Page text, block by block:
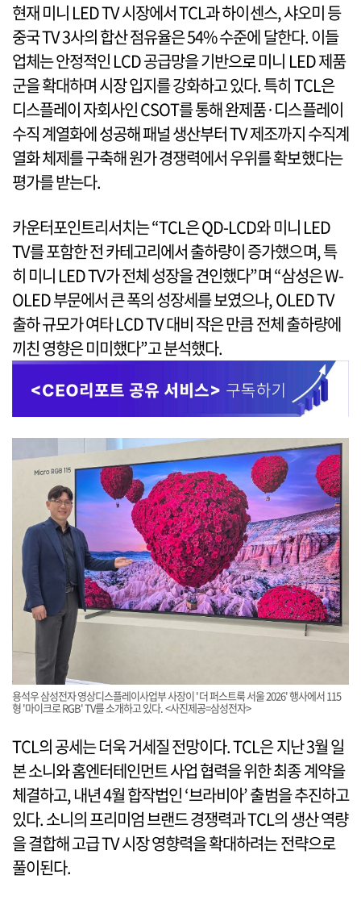
현재 미니 LED TV 시장에서 TCL과 하이센스, 샤오미 등
중국 TV 3사의 합산 점유율은 54% 수준에 달한다. 이들
업체는 안정적인 LCD 공급망을 기반으로 미니 LED 제품
군을 확대하며 시장 입지를 강화하고 있다. 특히 TCL은
디스플레이 자회사인 CSOT를 통해 완제품·디스플레이
수직 계열화에 성공해 패널 생산부터 TV 제조까지 수직계
열화 체제를 구축해 원가 경쟁력에서 우위를 확보했다는
평가를 받는다.
카운터포인트리서치는 “TCL은 QD-LCD와 미니 LED
TV를 포함한 전 카테고리에서 출하량이 증가했으며, 특
히 미니 LED TV가 전체 성장을 견인했다”며 “삼성은 W-
OLED 부문에서 큰 폭의 성장세를 보였으나, OLED TV
출하 규모가 여타 LCD TV 대비 작은 만큼 전체 출하량에
끼친 영향은 미미했다”고 분석했다.
용석우 삼성전자 영상디스플레이사업부 사장이 '더 퍼스트룩 서울 2026' 행사에서 115
형 '마이크로 RGB' TV를 소개하고 있다. <사진제공=삼성전자>
TCL의 공세는 더욱 거세질 전망이다. TCL은 지난 3월 일
본 소니와 홈엔터테인먼트 사업 협력을 위한 최종 계약을
체결하고, 내년 4월 합작법인 ‘브라비아’ 출범을 추진하고
있다. 소니의 프리미엄 브랜드 경쟁력과 TCL의 생산 역량
을 결합해 고급 TV 시장 영향력을 확대하려는 전략으로
풀이된다.